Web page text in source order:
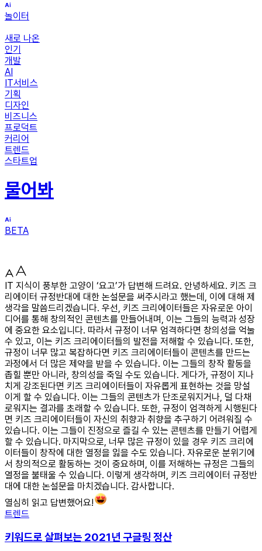
놀이터
새로 나온
인기
개발
AI
IT서비스
기획
디자인
비즈니스
프로덕트
커리어
트렌드
스타트업
물어봐
BETA
IT 지식이 풍부한 고양이 ‘요고’가 답변해 드려요. 안녕하세요. 키즈 크
리에이터 규정반대에 대한 논설문을 써주시라고 했는데, 이에 대해 제
생각을 말씀드리겠습니다. 우선, 키즈 크리에이터들은 자유로운 아이
디어를 통해 창의적인 콘텐츠를 만들어내며, 이는 그들의 능력과 성장
에 중요한 요소입니다. 따라서 규정이 너무 엄격하다면 창의성을 억눌
수 있고, 이는 키즈 크리에이터들의 발전을 저해할 수 있습니다. 또한,
규정이 너무 많고 복잡하다면 키즈 크리에이터들이 콘텐츠를 만드는
과정에서 더 많은 제약을 받을 수 있습니다. 이는 그들의 창작 활동을
좁힐 뿐만 아니라, 창의성을 죽일 수도 있습니다. 게다가, 규정이 지나
치게 강조된다면 키즈 크리에이터들이 자유롭게 표현하는 것을 망설
이게 할 수 있습니다. 이는 그들의 콘텐츠가 단조로워지거나, 덜 다채
로워지는 결과를 초래할 수 있습니다. 또한, 규정이 엄격하게 시행된다
면 키즈 크리에이터들이 자신의 취향과 취향을 추구하기 어려워질 수
있습니다. 이는 그들이 진정으로 즐길 수 있는 콘텐츠를 만들기 어렵게
할 수 있습니다. 마지막으로, 너무 많은 규정이 있을 경우 키즈 크리에
이터들이 창작에 대한 열정을 잃을 수도 있습니다. 자유로운 분위기에
서 창의적으로 활동하는 것이 중요하며, 이를 저해하는 규정은 그들의
열정을 불태울 수 있습니다. 이렇게 생각하며, 키즈 크리에이터 규정반
대에 대한 논설문을 마치겠습니다. 감사합니다.
열심히 읽고 답변했어요!
트렌드
키워드로 살펴보는 2021년 구글링 정산